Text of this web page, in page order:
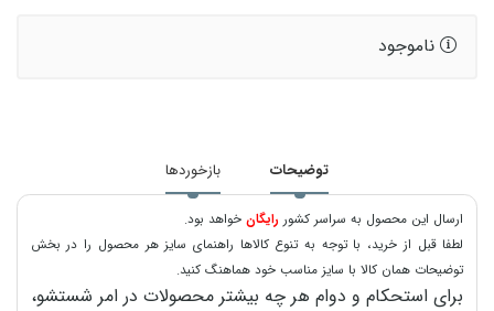
ناموجود
توضیحات بازخوردها
ارسال این محصول به سراسر کشور رایگانخواهد بود.
لطفا قبل از خرید، با توجه به تنوع کالاها راهنمای سایز هر محصول را در بخش
توضیحات همان کالا با سایز مناسب خود هماهنگ کنید.
برای استحکام و دوام هر چه بیشتر محصولات در امر شستشو،